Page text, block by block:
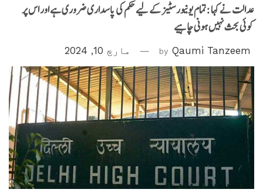
عدالت نے کہا :تمام یونیورسٹیز کے لیے حکم کی پاسداری ضروری ہے اور اس پر
کوئی بحث نہیں ہونی چاہیے
by Qaumi Tanzeem مارچ 10, 2024